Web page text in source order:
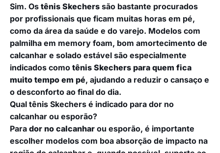
Sim. Os tênis Skechers são bastante procurados
por profissionais que ficam muitas horas em pé,
como da área da saúde e do varejo. Modelos com
palmilha em memory foam, bom amortecimento de
calcanhar e solado estável são especialmente
indicados como tênis Skechers para quem fica
muito tempo em pé, ajudando a reduzir o cansaço e
o desconforto ao final do dia.
Qual tênis Skechers é indicado para dor no
calcanhar ou esporão?
Para dor no calcanhar ou esporão, é importante
escolher modelos com boa absorção de impacto na